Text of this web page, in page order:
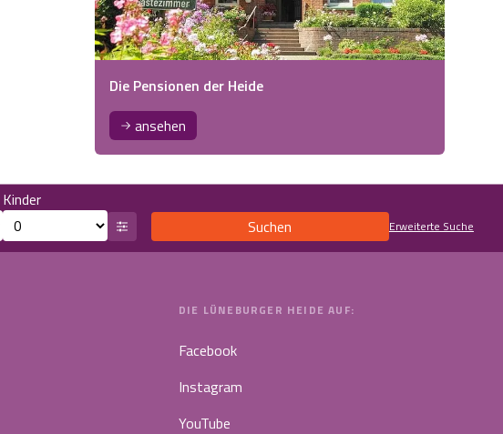
Die Pensionen der Heide
ansehen
Kinder
Suchen
Erweiterte Suche
DIE LÜNEBURGER HEIDE AUF:
Facebook
Instagram
YouTube